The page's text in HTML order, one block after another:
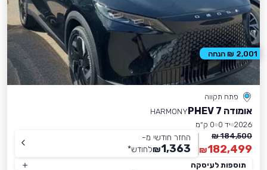
פתח תקווה
אומודה 7 PHEV
HARMONY
2026 יד 0
0 ק״מ
184,500 ₪
182,499
₪
החזר חודשי מ-
1,363
₪לחודש*
תוספות לעיסקה
2,001 ₪ הנחה